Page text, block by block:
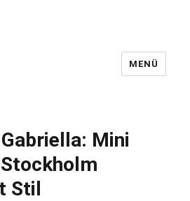
MENÜ
Mini
Stil